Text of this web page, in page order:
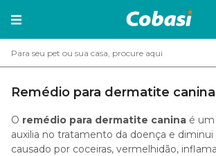
Remédio para dermatite canina
O remédio para dermatite canina é
auxilia no tratamento da doença e
causado por coceiras, vermelhidão,